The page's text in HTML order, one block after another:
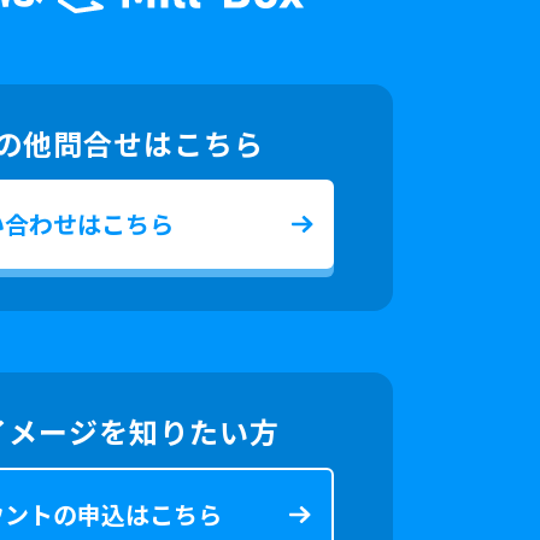
他問合せはこちら
わせはこちら
ージを知りたい方
トの申込はこちら